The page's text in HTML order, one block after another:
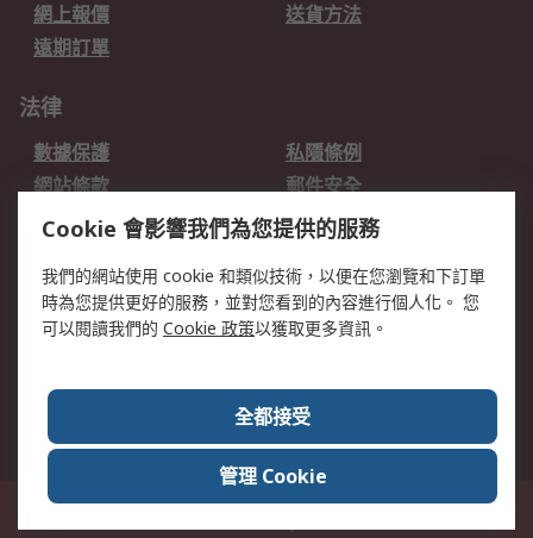
網上報價
送貨方法
遠期訂單
法律
數據保護
私隱條例
網站條款
郵件安全
销售条款和条件
關於RS
RS的歷史
關於RS
加入我們
新聞中心
RS銷售條款
台灣新北市土城區中正路1號8樓之2, 郵遞區號23670 這個網站的所有解釋根據
Cookie 會影響我們為您提供的服務
我們的網站使用 cookie 和類似技術，以便在您瀏覽和下訂單
時為您提供更好的服務，並對您看到的內容進行個人化。 您
可以閱讀我們的 Cookie 政策以獲取更多資訊。
全都接受
管理 Cookie